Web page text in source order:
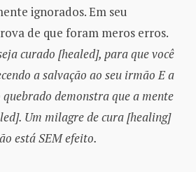
ignorados. Em seu
de que foram meros erros.
curado [healed], para que você
a salvação ao seu irmão E a
quebrado demonstra que a mente
Um milagre de cura [healing]
está SEM efeito.